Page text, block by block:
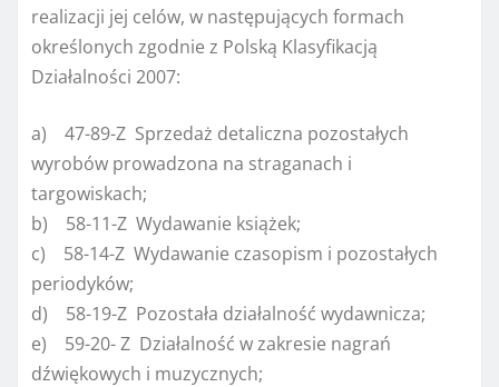
realizacji jej celów, w następujących formach
określonych zgodnie z Polską Klasyfikacją
Działalności 2007:
a) 47-89-Z Sprzedaż detaliczna pozostałych
wyrobów prowadzona na straganach i
targowiskach;
b) 58-11-Z Wydawanie książek;
c) 58-14-Z Wydawanie czasopism i pozostałych
periodyków;
d) 58-19-Z Pozostała działalność wydawnicza;
e) 59-20- Z Działalność w zakresie nagrań
dźwiękowych i muzycznych;